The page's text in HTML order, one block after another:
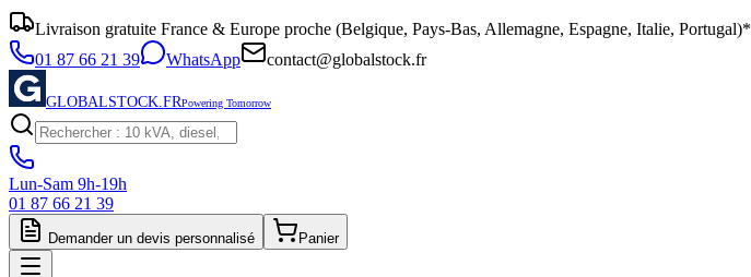
Livraison gratuite France & Europe proche (Belgique, Pays-Bas, Allemagne, Espagne, Italie, Portugal)*
01 87 66 21 39
WhatsApp contact@globalstock.fr
GLOBALSTOCK.FRPowering Tomorrow
Lun-Sam 9h-19h
01 87 66 21 39
Demander un devis personnalisé Panier